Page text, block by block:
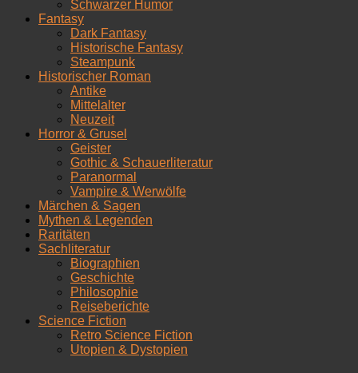
Schwarzer Humor
Fantasy
Dark Fantasy
Historische Fantasy
Steampunk
Historischer Roman
Antike
Mittelalter
Neuzeit
Horror & Grusel
Geister
Gothic & Schauerliteratur
Paranormal
Vampire & Werwölfe
Märchen & Sagen
Mythen & Legenden
Raritäten
Sachliteratur
Biographien
Geschichte
Philosophie
Reiseberichte
Science Fiction
Retro Science Fiction
Utopien & Dystopien